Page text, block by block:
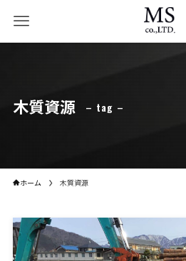
木質資源 – tag –
ホーム 木質資源